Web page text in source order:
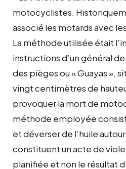
motocyclistes.
associé les motards avec
La méthode utilisée était
instructions d’un général
des pièges ou « Guayas »,
vingt centimètres de
provoquer la mort de
méthode employée
et déverser de l’huile
constituent un acte de
planifiée et non le résultat